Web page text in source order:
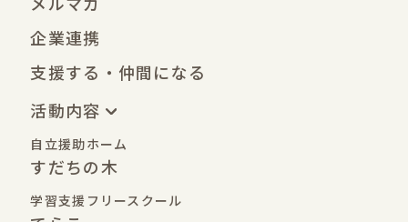
企業連携
支援する・仲間になる
活動内容
自立援助ホーム
すだちの木
学習支援フリースクール